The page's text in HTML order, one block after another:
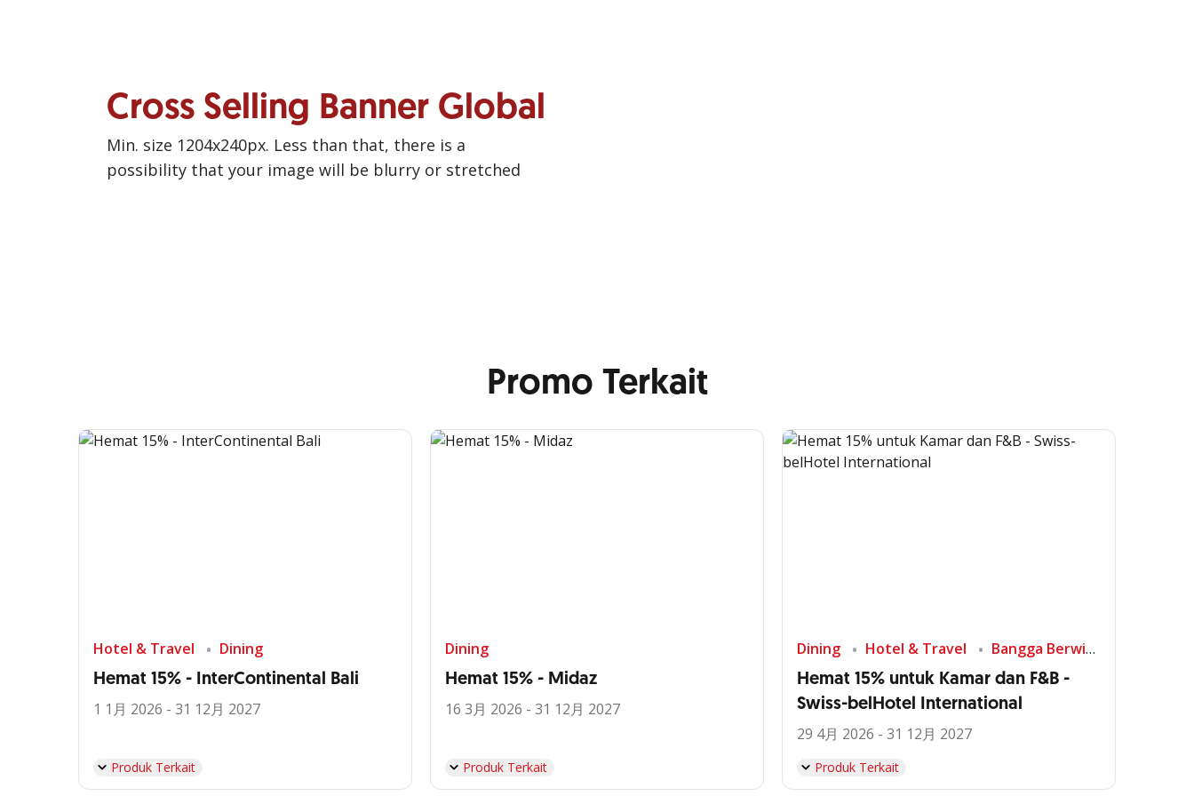
Cross Selling Banner Global
Min. size 1204x240px. Less than that, there is a
possibility that your image will be blurry or stretched
Promo Terkait
Hotel & Travel Dining
Hemat 15% - InterContinental Bali
1 1月 2026 - 31 12月 2027
Produk Terkait
Dining
Hemat 15% - Midaz
16 3月 2026 - 31 12月 2027
Produk Terkait
Dining Hotel & Travel Bangga Berwisata di Indonesia
Hemat 15% untuk Kamar dan F&B -
Swiss-belHotel International
29 4月 2026 - 31 12月 2027
Produk Terkait